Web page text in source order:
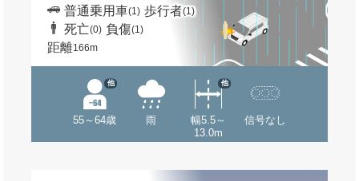
普通乗用車(1) 歩行者(1)
死亡(0) 負傷(1)
距離166m
55～64歳
他
雨
幅5.5～
13.0m
他
信号なし